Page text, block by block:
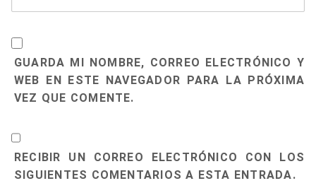
GUARDA MI NOMBRE, CORREO ELECTRÓNICO Y
WEB EN ESTE NAVEGADOR PARA LA PRÓXIMA
VEZ QUE COMENTE.
RECIBIR UN CORREO ELECTRÓNICO CON LOS
SIGUIENTES COMENTARIOS A ESTA ENTRADA.